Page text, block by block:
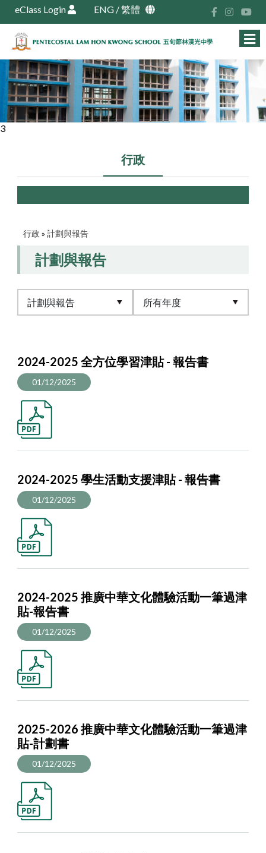
eClass Login ENG /繁體
3
行政
行政 » 計劃與報告
計劃與報告
2024-2025 全方位學習津貼 - 報告書
01/12/2025
2024-2025 學生活動支援津貼 - 報告書
01/12/2025
2024-2025 推廣中華文化體驗活動一筆過津
貼-報告書
01/12/2025
2025-2026 推廣中華文化體驗活動一筆過津
貼-計劃書
01/12/2025